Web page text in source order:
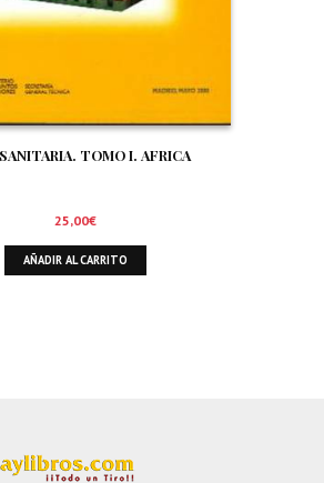
TOMO I. AFRICA
25,00€
AÑADIR AL CARRITO